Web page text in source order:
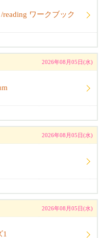
ワークブック
2026年08月05日(水)
2026年08月05日(水)
2026年08月05日(水)